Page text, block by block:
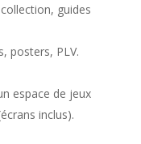
guides
posters, PLV.
espace de jeux
inclus).